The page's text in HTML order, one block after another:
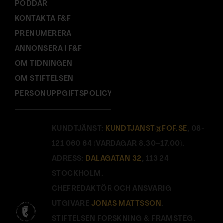
PODDAR
KONTAKTA F&F
PRENUMERERA
ANNONSERA I F&F
OM TIDNINGEN
OM STIFTELSEN
PERSONUPPGIFTSPOLICY
KUNDTJÄNST: KUNDTJANST@FOF.SE , 08-
121 060 64 (VARDAGAR 8.30–17.00).
ADRESS: DALAGATAN 32 , 113 24
STOCKHOLM.
CHEFREDAKTÖR OCH ANSVARIG
UTGIVARE JONAS MATTSSON.
STIFTELSEN FORSKNING & FRAMSTEG.